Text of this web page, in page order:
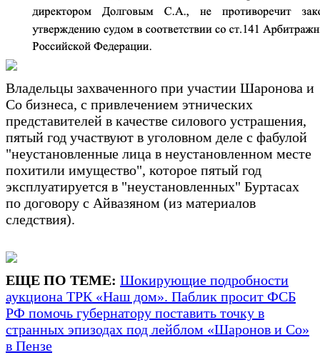
Владельцы захваченного при участии Шаронова и
Со бизнеса, с привлечением этнических
представителей в качестве силового устрашения,
пятый год участвуют в уголовном деле с фабулой
"неустановленные лица в неустановленном месте
похитили имущество", которое пятый год
эксплуатируется в "неустановленных" Буртасах
по договору с Айвазяном (из материалов
следствия).
ЕЩЕ ПО ТЕМЕ: Шокирующие подробности
аукциона ТРК «Наш дом». Паблик просит ФСБ
РФ помочь губернатору поставить точку в
странных эпизодах под лейблом «Шаронов и Со»
в Пензе